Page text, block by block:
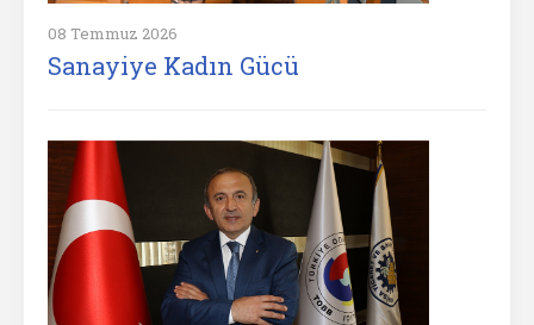
08 Temmuz 2026
Sanayiye Kadın Gücü